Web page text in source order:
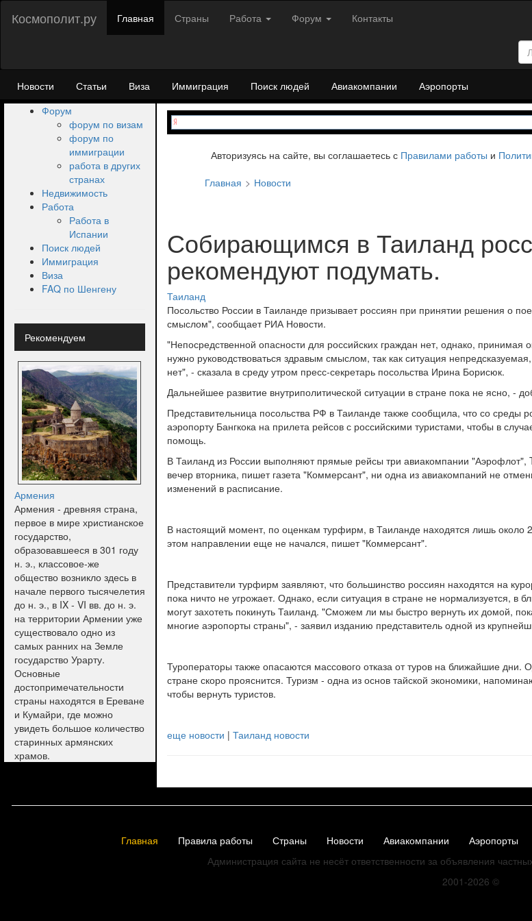
Космополит.ру Главная Страны Работа Форум Контакты
Новости Статьи Виза Иммиграция Поиск людей Авиакомпании
Аэропорты
Форум
форум по визам
форум по
иммиграции
работа в других
странах
Недвижимость
Работа
Работа в
Испании
Поиск людей
Иммиграция
Виза
FAQ по Шенгену
Рекомендуем
Армения
Армения - древняя страна,
первое в мире христианское
государство,
образовавшееся в 301 году
н. э., классовое-же
общество возникло здесь в
начале первого тысячелетия
до н. э., в IX - VI вв. до н. э.
на территории Армении уже
существовало одно из
самых ранних на Земле
государство Урарту.
Основные
достопримечательности
страны находятся в Ереване
и Кумайри, где можно
увидеть большое количество
старинных армянских
храмов.
Авторизуясь на сайте, вы соглашаетесь с Правилами работы и
Главная
Новости
Собирающимся в Таиланд
рекомендуют подумать.
Таиланд
Посольство России в Таиланде призывает россиян при принятии решения о
смыслом", сообщает РИА Новости.
"Непосредственной опасности для российских граждан нет, однако, принимая
нужно руководствоваться здравым смыслом, так как ситуация
нет", - сказала в среду утром пресс-секретарь посольства Ирина Борисюк.
Дальнейшее развитие внутриполитической ситуации в стране пока не ясно, -
Представительница посольства РФ в Таиланде также сообщила, что со среды
аэропорту Бангкока на прилета рейсов с российскими туристами, чтобы в
помощь.
В Таиланд из России выполняют прямые рейсы три авиакомпании
вечер вторника, пишет газета "Коммерсант", ни одна из авиакомпаний не
изменений в расписание.
В настоящий момент, по оценкам турфирм, в Таиланде находятся лишь около
этом направлении еще не начался, пишет "Коммерсант".
Представители турфирм заявляют, что большинство россиян находятся на
пока ничто не угрожает. Однако, если ситуация в стране не нормализуется, в
могут захотеть покинуть Таиланд. "Сможем ли мы быстро вернуть их домой,
многие аэропорты страны", - заявил изданию представитель одной из
Туроператоры также опасаются массового отказа от туров на ближайшие дни.
стране скоро прояснится. Туризм - одна из основ тайской экономики,
чтобы вернуть туристов.
еще новости |Таиланд новости
Главная Правила работы Страны Новости Авиакомпании Аэропорты
Администрация сайта не несёт ответственности за объявления
2001-2026 ©